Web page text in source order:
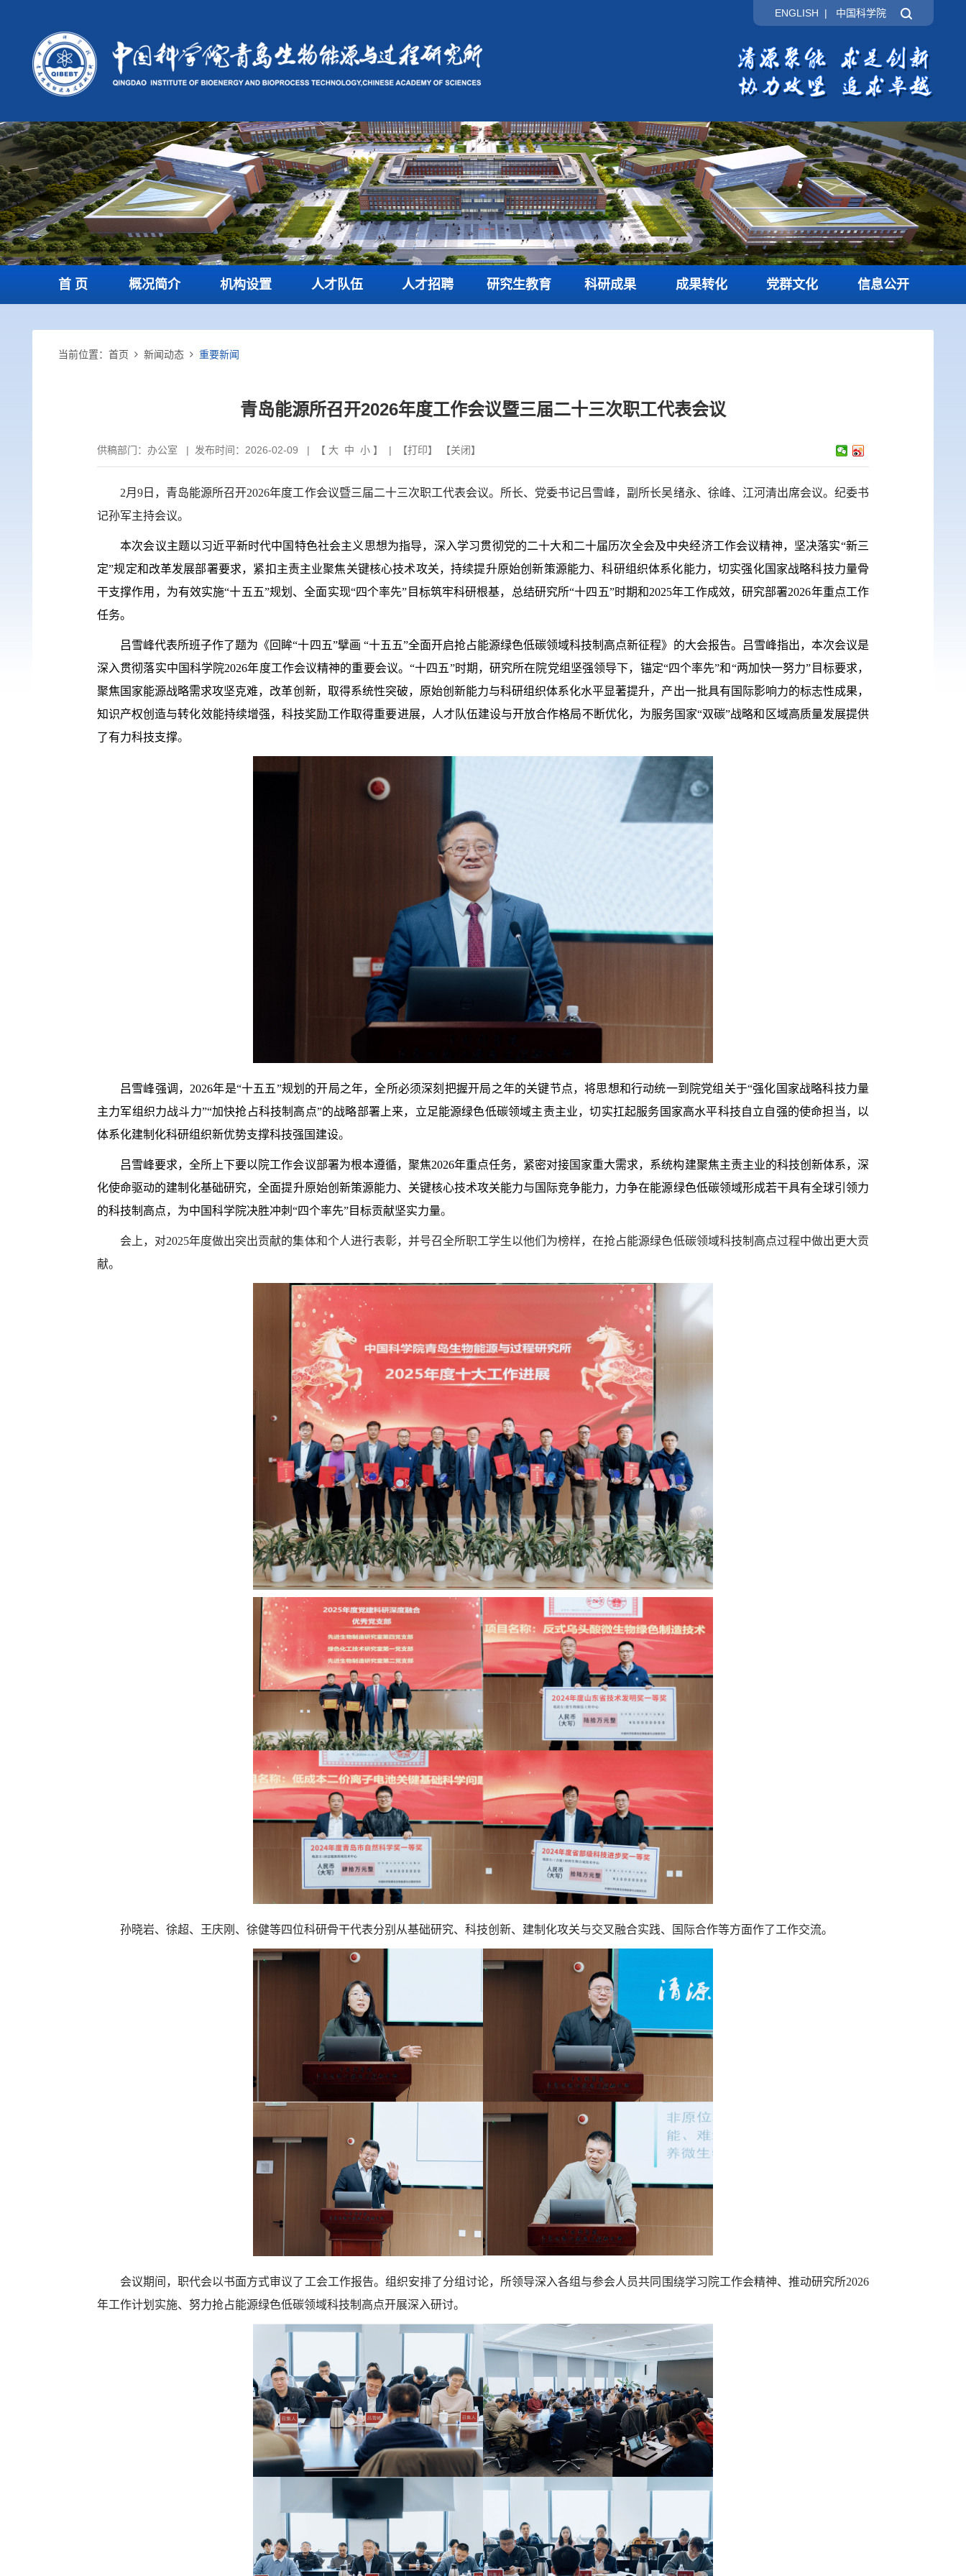
ENGLISH | 中国科学院
首 页 概况简介 机构设置 人才队伍 人才招聘 研究生教育 科研成果 成果转化 党群文化 信息公开
当前位置： 首页 新闻动态 重要新闻
青岛能源所召开2026年度工作会议暨三届二十三次职工代表会议
供稿部门： 办公室 | 发布时间：2026-02-09 | 【 大 中 小 】 | 【打印】 【关闭】
2月9 日，青岛能源所召开2026年度工作会议暨三届二十三次职工代表会议。所长、党委书记吕雪峰，副所长吴绪永、徐峰、江河清出席会议。纪委书
记孙军主持会议。
本次会议主题以习近平新时代中国特色社会主义思想为指导，深入学习贯彻党的二十大和二十届历次全会及中央经济工作会议精神，坚决落实“新三
定”规定和改革发展部署要求，紧扣主责主业聚焦关键核心技术攻关，持续提升原始创新策源能力、科研组织体系化能力，切实强化国家战略科技力量骨
干支撑作用，为有效实施“十五五”规划、全面实现“四个率先” 目标筑牢科研根基，总结研究所“十四五”时期和2025年工作成效，研究部署2026年重点工作
任务。
吕雪峰代表所班子作了题为《回眸“十四五”擘画 “十五五”全面开启抢占能源绿色低碳领域科技制高点新征程》的大会报告。吕雪峰指出，本次会议是
深入贯彻落实中国科学院2026年度工作会议精神的重要会议。“十四五”时期，研究所在院党组坚强领导下，锚定“四个率先”和“两加快一努力”目标要求，
聚焦国家能源战略需求攻坚克难，改革创新，取得系统性突破，原始创新能力与科研组织体系化水平显著提升，产出一批具有国际影响力的标志性成果，
知识产权创造与转化效能持续增强，科技奖励工作取得重要进展，人才队伍建设与开放合作格局不断优化，为服务国家“双碳”战略和区域高质量发展提供
了有力科技支撑。
吕雪峰强调，2026年是“十五五”规划的开局之年，全所必须深刻把握开局之年的关键节点，将思想和行动统一到院党组关于“强化国家战略科技力量
主力军组织力战斗力”“加快抢占科技制高点”的战略部署上来，立足能源绿色低碳领域主责主业，切实扛起服务国家高水平科技自立自强的使命担当，以
体系化建制化科研组织新优势支撑科技强国建设。
吕雪峰要求，全所上下要以院工作会议部署为根本遵循，聚焦2026年重点任务，紧密对接国家重大需求，系统构建聚焦主责主业的科技创新体系，深
化使命驱动的建制化基础研究，全面提升原始创新策源能力、关键核心技术攻关能力与国际竞争能力，力争在能源绿色低碳领域形成若干具有全球引领力
的科技制高点，为中国科学院决胜冲刺“四个率先”目标贡献坚实力量。
会 上，对2025年度做出突出贡献的集体和个人进行表彰，并号召全所职工学生以他们为榜样，在抢占能源绿色低碳领域科技制高点过程中做出更大贡
献。
孙晓岩、徐超、王庆刚、徐健等四位科研骨干代表分别从基础研究、科技创新、建制化攻关与交叉融合实践、国际合作等方面作了工作交流。
会议期间，职代会以书面方式审议了工会工作报告。组织安排了分组讨论，所领导深入各组与参会人员共同围绕学习院工作会精神、推动研究所2026
年工作计划实施、努力抢占能源绿色低碳领域科技制高点开展深入研讨。